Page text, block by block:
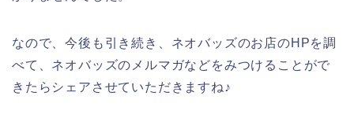
なので、今後も引き続き、ネオバッズのお店のHPを調
べて、ネオバッズのメルマガなどをみつけることがで
きたらシェアさせていただきますね♪